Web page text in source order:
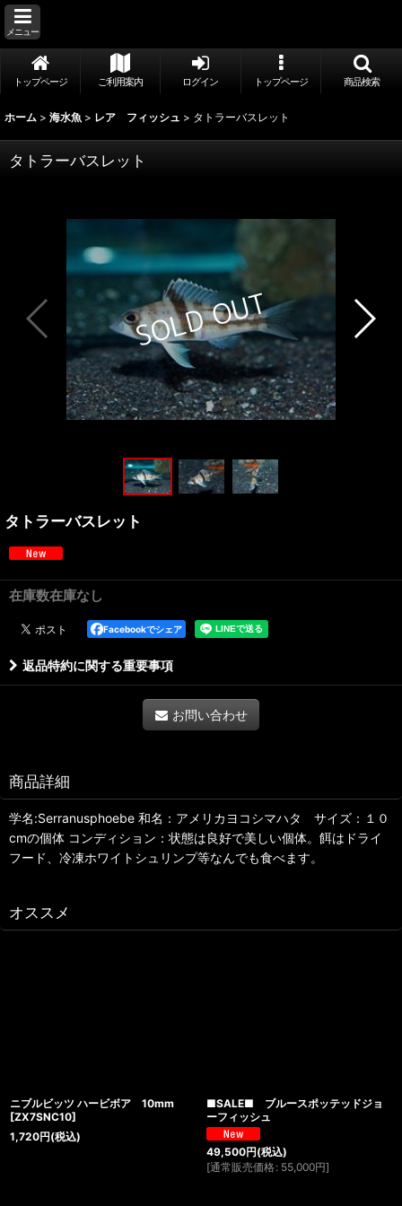
メニュー
トップページ ご利用案内 ログイン トップページ 商品検索
ホーム > 海水魚 > レア フィッシュ > タトラーバスレット
タトラーバスレット
タトラーバスレット
在庫数在庫なし
Facebookでシェア
返品特約に関する重要事項
お問い合わせ
商品詳細
学名:Serranusphoebe 和名：アメリカヨコシマハタ サイズ：１０
cmの個体 コンディション：状態は良好で美しい個体。餌はドライ
フード、冷凍ホワイトシュリンプ等なんでも食べます。
オススメ
ニブルビッツ ハービボア 10mm
[ZX7SNC10]
1,720円(税込)
■SALE■ ブルースポッテッドジョ
ーフィッシュ
49,500円(税込)
[通常販売価格 : 55,000円]